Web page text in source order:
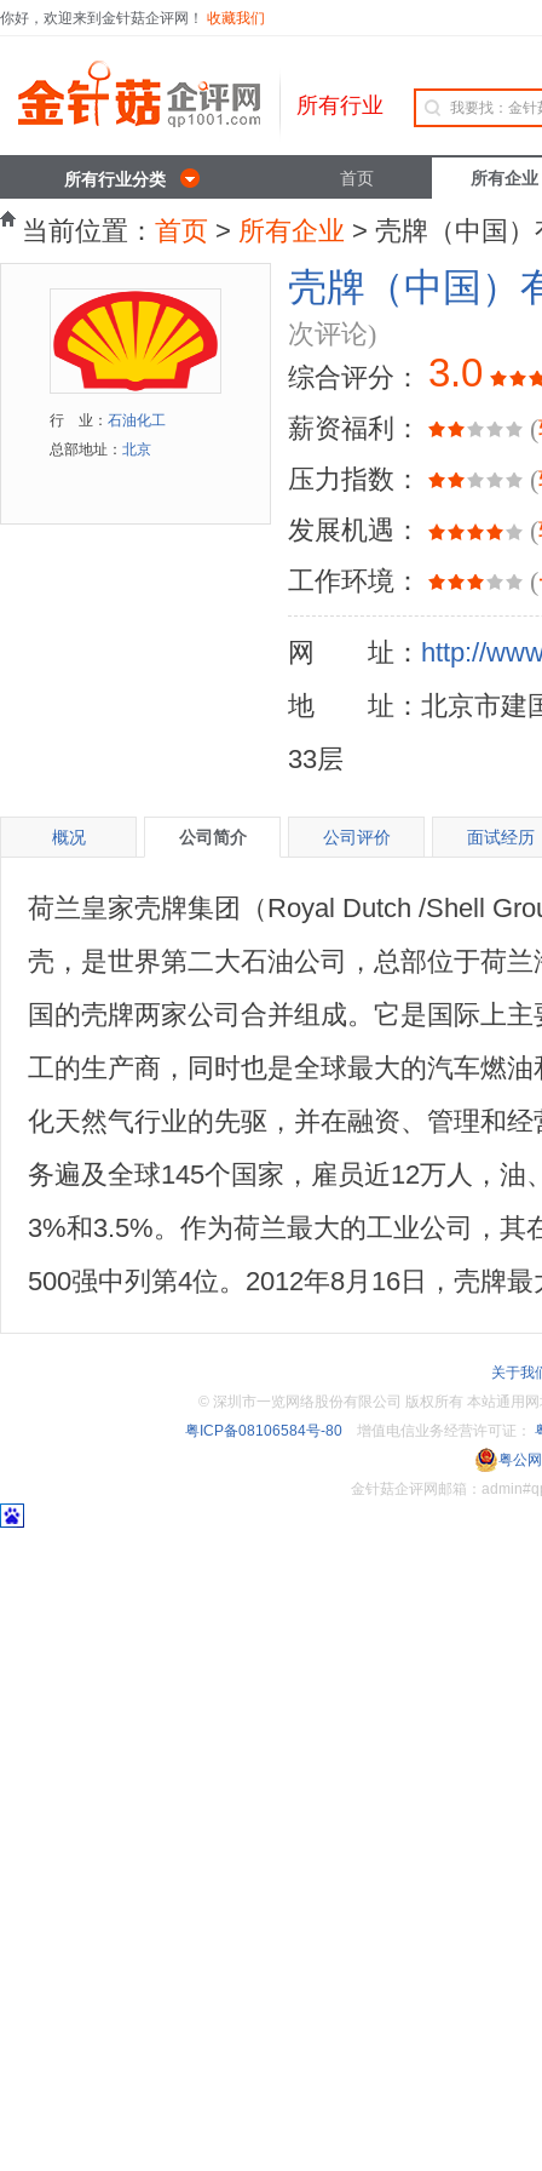
你好，欢迎来到金针菇企评网！ 收藏我们
所有行业
所有行业分类 首页 所有企业
当前位置： 首页 > 所有企业 > 壳牌（中国
行 业： 石油化工
总部地址： 北京
壳牌（中国）
次评论)
综合评分：
3.0
薪资福利： (
压力指数：
(
发展机遇：
(
工作环境：
(
网 址： http://
地 址：北京市建国
33层
概况 公司简介 公司评价 面试经历
荷兰皇家壳牌集团（Royal Dutch /Shell
壳，是世界第二大石油公司，总部位于荷
国的壳牌两家公司合并组成。它是国际上
工的生产商，同时也是全球最大的汽车燃
化天然气行业的先驱，并在融资、管理和
务遍及全球145个国家，雇员近12万人，油
3%和3.5%。作为荷兰最大的工业公司，其
500强中列第4位。2012年8月16日，壳牌
关于我
© 深圳市一览网络股份有限公司 版权所有 本站通
粤ICP备08106584号-80增值电信业务经营许可证：
粤公
金针菇企评网邮箱：